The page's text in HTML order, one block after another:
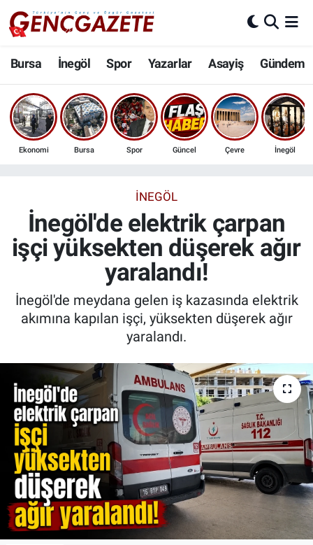
Bursa İnegöl Spor Yazarlar Asayiş Gündem
Ekonomi Bursa Spor Güncel Çevre İnegöl
İNEGÖL
İnegöl'de elektrik çarpan
işçi yüksekten düşerek ağır
yaralandı!
İnegöl'de meydana gelen iş kazasında elektrik
akımına kapılan işçi, yüksekten düşerek ağır
yaralandı.
Bursa
İnegöl
3.SAYFA
Ekonomi
İnanç
Kültür & Sanat
Sağlık
Siyaset
Teknoloji
Yazarlar
Nöbetçi Eczaneler
Hava Durumu
Trafik Durumu
Son Dakika Haberleri